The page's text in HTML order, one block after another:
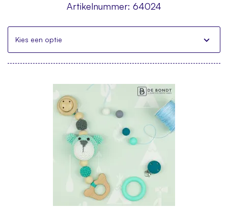
Artikelnummer: 64024
Kies een optie